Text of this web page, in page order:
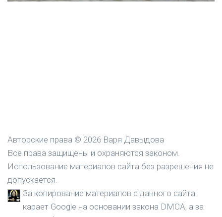
Авторские права © 2026 Варя Давыдова
Все права защищены и охраняются законом.
Использование материалов сайта без разрешения не
допускается.
За копирование материалов с данного сайта
карает Google на основании закона DMCA, а за